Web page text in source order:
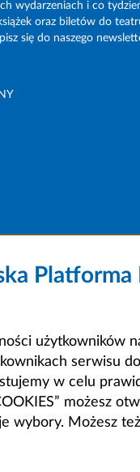
wydarzeniach i co
oraz biletów do
się do naszego
użytkowników
serwisu
w celu
możesz
wybory. Możesz